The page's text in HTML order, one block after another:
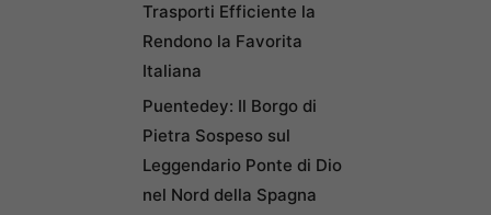
Trasporti Efficiente la
Rendono la Favorita
Italiana
Puentedey: Il Borgo di
Pietra Sospeso sul
Leggendario Ponte di Dio
nel Nord della Spagna